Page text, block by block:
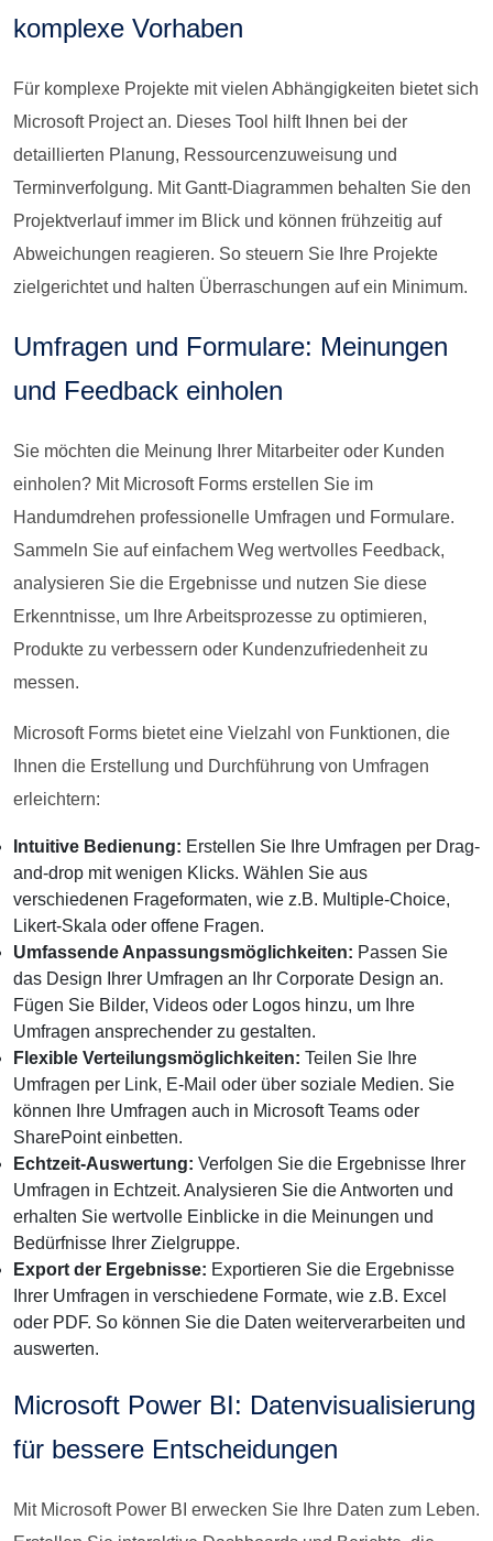
komplexe Vorhaben
Für komplexe Projekte mit vielen Abhängigkeiten bietet sich
Microsoft Project an. Dieses Tool hilft Ihnen bei der
detaillierten Planung, Ressourcenzuweisung und
Terminverfolgung. Mit Gantt-Diagrammen behalten Sie den
Projektverlauf immer im Blick und können frühzeitig auf
Abweichungen reagieren. So steuern Sie Ihre Projekte
zielgerichtet und halten Überraschungen auf ein Minimum.
Umfragen und Formulare: Meinungen
und Feedback einholen
Sie möchten die Meinung Ihrer Mitarbeiter oder Kunden
einholen? Mit Microsoft Forms erstellen Sie im
Handumdrehen professionelle Umfragen und Formulare.
Sammeln Sie auf einfachem Weg wertvolles Feedback,
analysieren Sie die Ergebnisse und nutzen Sie diese
Erkenntnisse, um Ihre Arbeitsprozesse zu optimieren,
Produkte zu verbessern oder Kundenzufriedenheit zu
messen.
Microsoft Forms bietet eine Vielzahl von Funktionen, die
Ihnen die Erstellung und Durchführung von Umfragen
erleichtern:
Intuitive Bedienung: Erstellen Sie Ihre Umfragen per Drag-
and-drop mit wenigen Klicks. Wählen Sie aus
verschiedenen Frageformaten, wie z.B. Multiple-Choice,
Likert-Skala oder offene Fragen.
Umfassende Anpassungsmöglichkeiten: Passen Sie
das Design Ihrer Umfragen an Ihr Corporate Design an.
Fügen Sie Bilder, Videos oder Logos hinzu, um Ihre
Umfragen ansprechender zu gestalten.
Flexible Verteilungsmöglichkeiten: Teilen Sie Ihre
Umfragen per Link, E-Mail oder über soziale Medien. Sie
können Ihre Umfragen auch in Microsoft Teams oder
SharePoint einbetten.
Echtzeit-Auswertung: Verfolgen Sie die Ergebnisse Ihrer
Umfragen in Echtzeit. Analysieren Sie die Antworten und
erhalten Sie wertvolle Einblicke in die Meinungen und
Bedürfnisse Ihrer Zielgruppe.
Export der Ergebnisse: Exportieren Sie die Ergebnisse
Ihrer Umfragen in verschiedene Formate, wie z.B. Excel
oder PDF. So können Sie die Daten weiterverarbeiten und
auswerten.
Microsoft Power BI: Datenvisualisierung
für bessere Entscheidungen
Mit Microsoft Power BI erwecken Sie Ihre Daten zum Leben.